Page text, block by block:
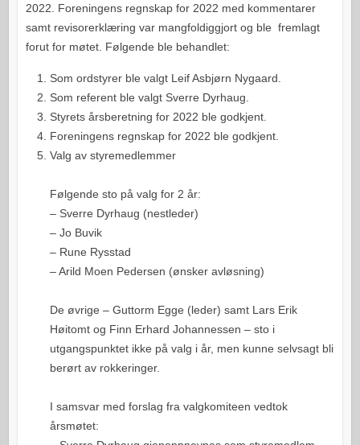
2022. Foreningens regnskap for 2022 med kommentarer
samt revisorerklæring var mangfoldiggjort og ble fremlagt
forut for møtet. Følgende ble behandlet:
Som ordstyrer ble valgt Leif Asbjørn Nygaard.
Som referent ble valgt Sverre Dyrhaug.
Styrets årsberetning for 2022 ble godkjent.
Foreningens regnskap for 2022 ble godkjent.
Valg av styremedlemmer
Følgende sto på valg for 2 år:
– Sverre Dyrhaug (nestleder)
– Jo Buvik
– Rune Rysstad
– Arild Moen Pedersen (ønsker avløsning)
De øvrige – Guttorm Egge (leder) samt Lars Erik
Høitomt og Finn Erhard Johannessen – sto i
utgangspunktet ikke på valg i år, men kunne selvsagt bli
berørt av rokkeringer.
I samsvar med forslag fra valgkomiteen vedtok
årsmøtet: